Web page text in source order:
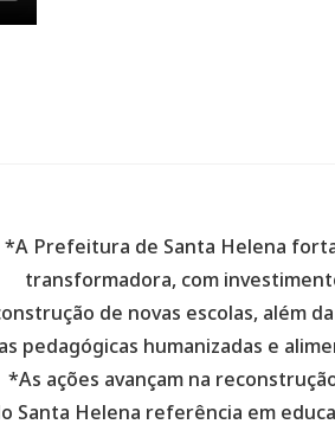
*A Prefeitura de Santa Helena
transformadora, com
de novas escolas, além
pedagógicas humanizadas e
*As ações avançam na
Santa Helena referência em